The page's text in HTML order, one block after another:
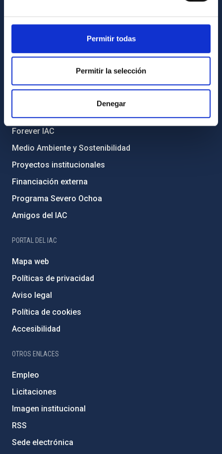
Permitir todas
Permitir la selección
Denegar
Registro general
INFORMACIÓN INSTITUCIONAL
Igualdad y diversidad de género
Forever IAC
Medio Ambiente y Sostenibilidad
Proyectos institucionales
Financiación externa
Programa Severo Ochoa
Amigos del IAC
PORTAL DEL IAC
Mapa web
Políticas de privacidad
Aviso legal
Política de cookies
Accesibilidad
OTROS ENLACES
Empleo
Licitaciones
Imagen institucional
RSS
Sede electrónica